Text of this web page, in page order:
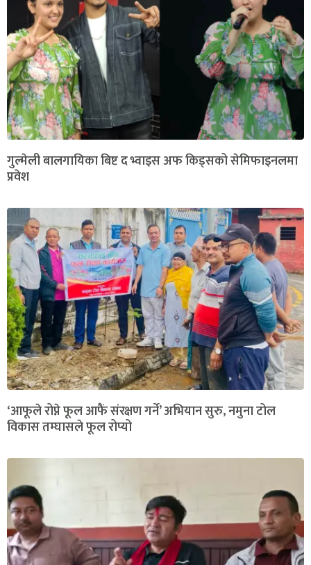
गुल्मेली बालगायिका बिष्ट द भ्वाइस अफ किड्सको सेमिफाइनलमा
प्रवेश
‘आफूले रोप्ने फूल आफैं संरक्षण गर्ने’ अभियान सुरु, नमुना टोल
विकास तम्घासले फूल रोप्यो